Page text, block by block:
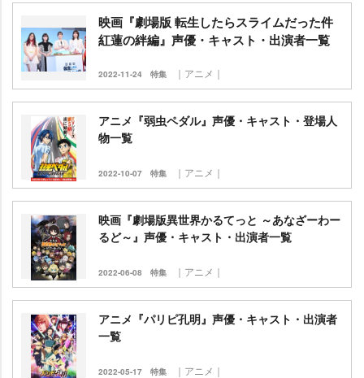
映画『劇場版 転生したらスライムだった件
紅蓮の絆編』声優・キャスト・出演者一覧
2022-11-24 特集 ｜アニメ｜
アニメ『弱虫ペダル』声優・キャスト・登場人
物一覧
2022-10-07 特集 ｜アニメ｜
映画『劇場版異世界かるてっと ～あなざーわー
るど～』声優・キャスト・出演者一覧
2022-06-08 特集 ｜アニメ｜
アニメ『パリピ孔明』声優・キャスト・出演者
一覧
2022-05-17 特集 ｜アニメ｜